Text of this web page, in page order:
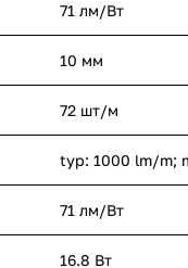
71 лм/Вт
10 мм
72 шт/м
typ: 1000 lm/m;
71 лм/Вт
16.8 Вт